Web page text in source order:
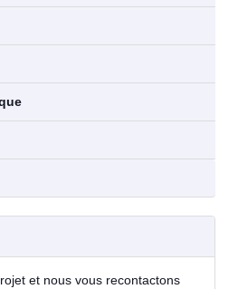
et nous vous recontactons